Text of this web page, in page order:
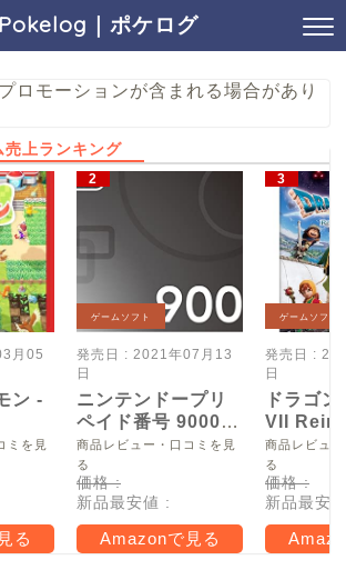
Pokelog｜ポケログ
ロモーションが含まれる場合があり
上ランキング
月05
ン -
ミを見
る
ゲームソフト
発売日 : 2021年07月13
日
ニンテンドープリ
ペイド番号 9000
円|オンラインコー
ド版
商品レビュー・口コミを見
る
価格 :
新品最安値 :
Amazonで見る
ゲームソフト
発売日 :
日
ドラゴ
VII
Switch2
商品レビュ
る
価格 :
新品最安